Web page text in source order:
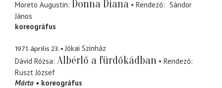
Moreto Augustin Donna Diana Rendező
Sándor
János
koreográfus
1971. április 23.
Jókai Szinház
Dávid Rózsa Albérlő a fürdőkádban
Rendező
Ruszt József
Márta
koreográfus